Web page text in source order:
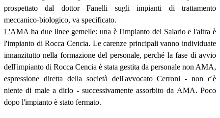
prospettato dal dottor Fanelli sugli impianti di trattamento
meccanico-biologico, va specificato.
L'AMA ha due linee gemelle: una è l'impianto del Salario e l'altra è
l'impianto di Rocca Cencia. Le carenze principali vanno individuate
innanzitutto nella formazione del personale, perché la fase di avvio
dell'impianto di Rocca Cencia è stata gestita da personale non AMA,
espressione diretta della società dell'avvocato Cerroni - non c'è
niente di male a dirlo - successivamente assorbito da AMA. Poco
dopo l'impianto è stato fermato.